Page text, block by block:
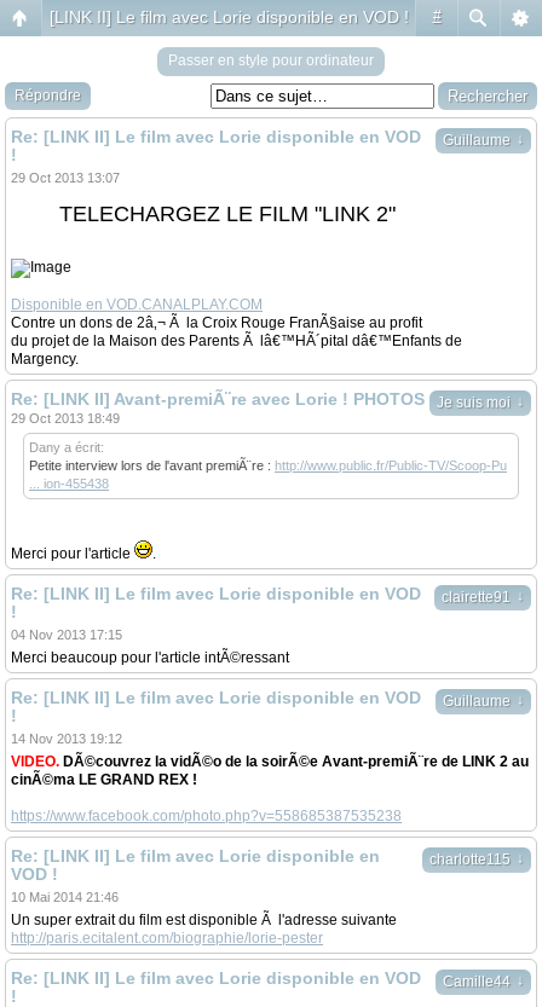
#
[LINK II] Le film avec Lorie disponible en VOD !
Passer en style pour ordinateur
Répondre
Guillaume ↓
Re: [LINK II] Le film avec Lorie disponible en VOD
!
29 Oct 2013 13:07
TELECHARGEZ LE FILM "LINK 2"
Disponible en VOD.CANALPLAY.COM
Contre un dons de 2â‚¬ Ã la Croix Rouge FranÃ§aise au profit
du projet de la Maison des Parents Ã lâ€™HÃ´pital dâ€™Enfants de
Margency.
Je suis moi ↓
Re: [LINK II] Avant-premiÃ¨re avec Lorie ! PHOTOS
29 Oct 2013 18:49
Dany a écrit:
Petite interview lors de l'avant premiÃ¨re : http://www.public.fr/Public-TV/Scoop-Pu
... ion-455438
Merci pour l'article .
clairette91 ↓
Re: [LINK II] Le film avec Lorie disponible en VOD
!
04 Nov 2013 17:15
Merci beaucoup pour l'article intÃ©ressant
Guillaume ↓
Re: [LINK II] Le film avec Lorie disponible en VOD
!
14 Nov 2013 19:12
VIDEO. DÃ©couvrez la vidÃ©o de la soirÃ©e Avant-premiÃ¨re de LINK 2 au
cinÃ©ma LE GRAND REX !
https://www.facebook.com/photo.php?v=558685387535238
charlotte115 ↓
Re: [LINK II] Le film avec Lorie disponible en
VOD !
10 Mai 2014 21:46
Un super extrait du film est disponible Ã l'adresse suivante
http://paris.ecitalent.com/biographie/lorie-pester
Camille44 ↓
Re: [LINK II] Le film avec Lorie disponible en VOD
!